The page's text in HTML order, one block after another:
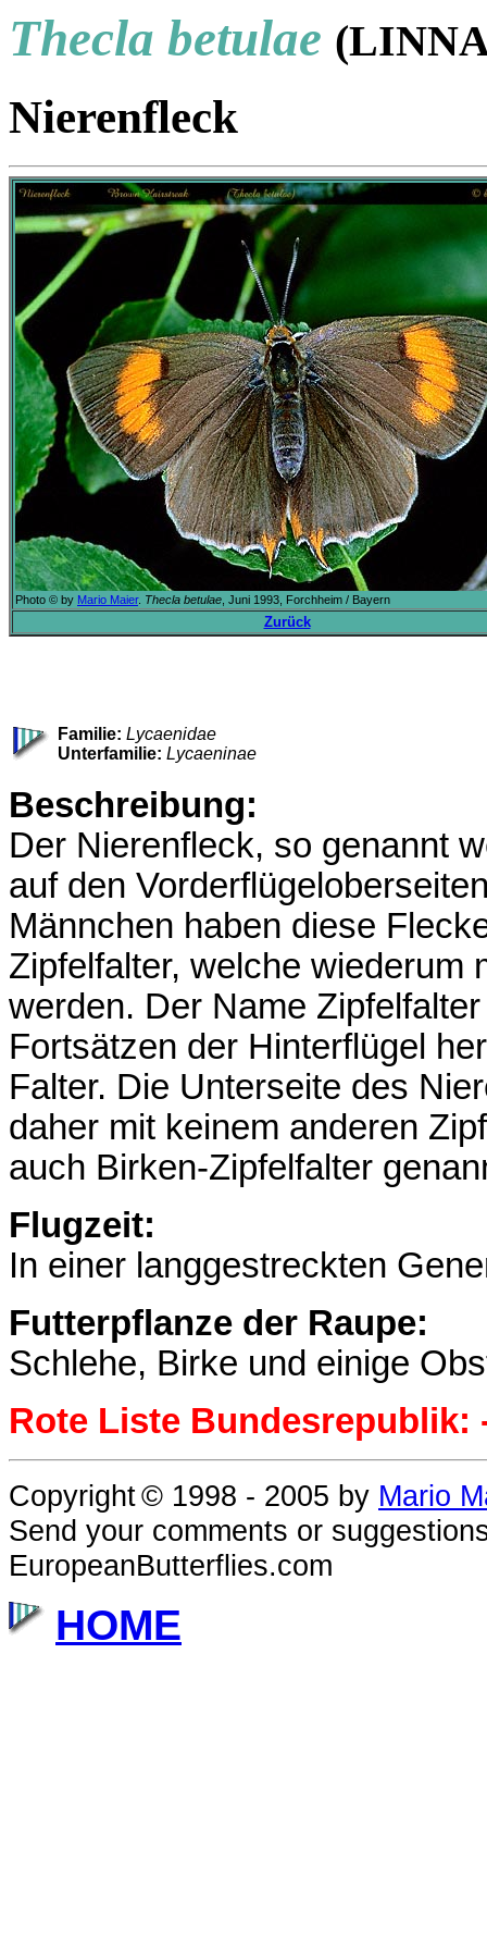
Thecla betulae
Nierenfleck
Photo © by Mario Maier. Thecla betulae , Juni 1993, Forchheim / Bayern
Zurück
Familie: Lycaenidae
Unterfamilie: Lycaeninae
Beschreibung:
Der Nierenfleck, so genannt
auf den
Männchen haben diese
Zipfelfalter, welche wiederum
werden. Der Name
Fortsätzen der Hinterflügel
Falter. Die Unterseite des
daher mit keinem anderen
auch Birken-Zipfelfalter
Flugzeit:
In einer langgestreckten
Futterpflanze der Raupe:
Schlehe, Birke und einige
Rote Liste Bundesrepublik:
Copyright© 1998 - 2005 by Mario
Send your comments or
EuropeanButterflies.com
HOME